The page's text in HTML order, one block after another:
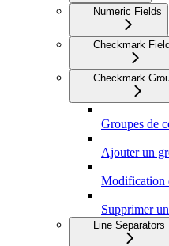
Numeric Fields
Checkmark
Checkmark
Groupes de
Ajouter un
Modification
Supprimer
Line Separators